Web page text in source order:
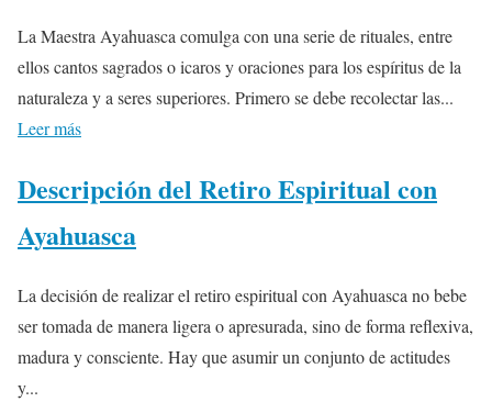
La Maestra Ayahuasca comulga con una serie de rituales, entre
ellos cantos sagrados o icaros y oraciones para los espíritus de la
naturaleza y a seres superiores. Primero se debe recolectar las...
Leer más
Descripción del Retiro Espiritual con
Ayahuasca
La decisión de realizar el retiro espiritual con Ayahuasca no bebe
ser tomada de manera ligera o apresurada, sino de forma reflexiva,
madura y consciente. Hay que asumir un conjunto de actitudes
y...